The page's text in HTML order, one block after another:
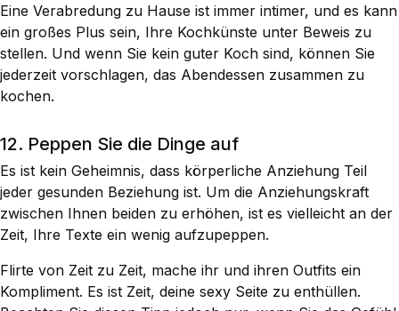
Eine Verabredung zu Hause ist immer intimer, und es kann
ein großes Plus sein, Ihre Kochkünste unter Beweis zu
stellen. Und wenn Sie kein guter Koch sind, können Sie
jederzeit vorschlagen, das Abendessen zusammen zu
kochen.
12. Peppen Sie die Dinge auf
Es ist kein Geheimnis, dass körperliche Anziehung Teil
jeder gesunden Beziehung ist. Um die Anziehungskraft
zwischen Ihnen beiden zu erhöhen, ist es vielleicht an der
Zeit, Ihre Texte ein wenig aufzupeppen.
Flirte von Zeit zu Zeit, mache ihr und ihren Outfits ein
Kompliment. Es ist Zeit, deine sexy Seite zu enthüllen.